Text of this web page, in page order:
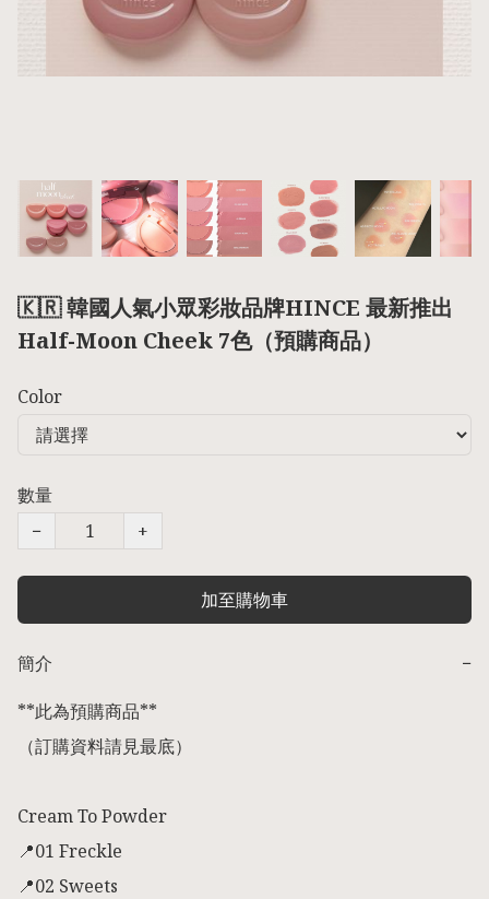
🇰🇷 韓國人氣小眾彩妝品牌HINCE 最新推出
Half-Moon Cheek 7色（預購商品）
Color
數量
−
+
加至購物車
簡介
−
**此為預購商品**
（訂購資料請見最底）
Cream To Powder
📍01 Freckle
📍02 Sweets